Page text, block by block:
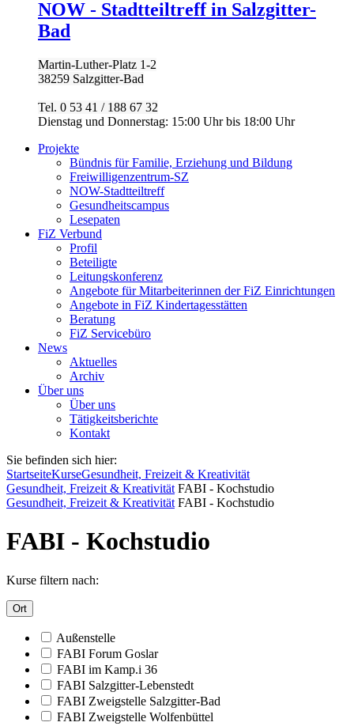
NOW - Stadtteiltreff in Salzgitter-
Bad
Martin-Luther-Platz 1-2
38259 Salzgitter-Bad
Tel. 0 53 41 / 188 67 32
Dienstag und Donnerstag: 15:00 Uhr bis 18:00 Uhr
Projekte
Bündnis für Familie, Erziehung und Bildung
Freiwilligenzentrum-SZ
NOW-Stadtteiltreff
Gesundheitscampus
Lesepaten
FiZ Verbund
Profil
Beteiligte
Leitungskonferenz
Angebote für Mitarbeiterinnen der FiZ Einrichtungen
Angebote in FiZ Kindertagesstätten
Beratung
FiZ Servicebüro
News
Aktuelles
Archiv
Über uns
Über uns
Tätigkeitsberichte
Kontakt
Sie befinden sich hier:
StartseiteKurseGesundheit, Freizeit & Kreativität
Gesundheit, Freizeit & Kreativität FABI - Kochstudio
Gesundheit, Freizeit & Kreativität FABI - Kochstudio
FABI - Kochstudio
Kurse filtern nach:
Ort
Außenstelle
FABI Forum Goslar
FABI im Kamp.i 36
FABI Salzgitter-Lebenstedt
FABI Zweigstelle Salzgitter-Bad
FABI Zweigstelle Wolfenbüttel